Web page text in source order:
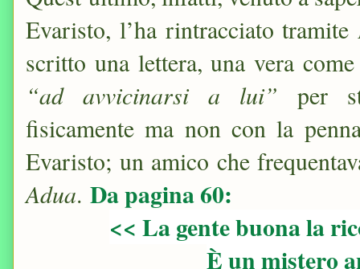
Evaristo, l’ha rintracciato tramite
scritto una lettera, una vera
“ad avvicinarsi a lui” per
fisicamente ma non con la
Evaristo; un amico che
Adua. Da pagina 60:
<< La gente buona la
È un mistero